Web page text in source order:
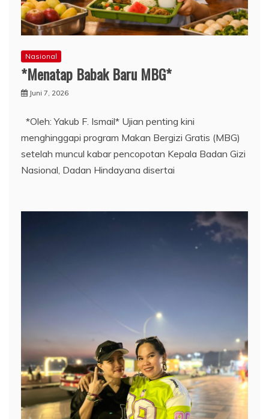
Nasional
*Menatap Babak Baru MBG*
Juni 7, 2026
*Oleh: Yakub F. Ismail* Ujian penting kini
menghinggapi program Makan Bergizi Gratis (MBG)
setelah muncul kabar pencopotan Kepala Badan Gizi
Nasional, Dadan Hindayana disertai